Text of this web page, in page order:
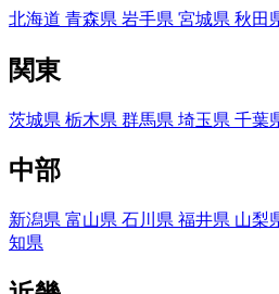
北海道 青森県 岩手県 宮城県 秋田
関東
茨城県 栃木県 群馬県 埼玉県 千葉
中部
新潟県 富山県 石川県 福井県 山梨
知県